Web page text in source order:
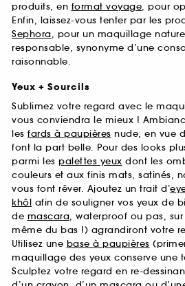
produits, en format voyage, pour
Enfin, laissez-vous tenter par les
Sephora, pour un maquillage
responsable, synonyme d’une
raisonnable.
Yeux + Sourcils
Sublimez votre regard avec le
vous conviendra le mieux !
les fards à paupières nude, en vue
font la part belle. Pour des looks
parmi les palettes yeux dont les
couleurs et aux finis mats, satinés,
vous font rêver. Ajoutez un trait d’
khôl afin de souligner vos yeux de
de mascara, waterproof ou pas,
même du bas !) agrandiront votre
Utilisez une base à paupières
maquillage des yeux conserve une
Sculptez votre regard en re-